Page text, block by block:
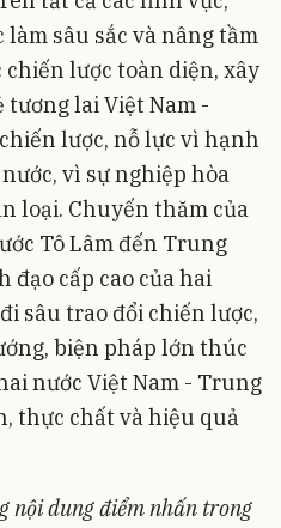
sâu sắc và nâng tầm
lược toàn diện, xây
tương lai Việt Nam -
lược, nỗ lực vì hạnh
vì sự nghiệp hòa
loại. Chuyến thăm của
Tô Lâm đến Trung
đạo cấp cao của hai
sâu trao đổi chiến lược,
biện pháp lớn thúc
nước Việt Nam - Trung
thực chất và hiệu quả
nội dung điểm nhấn trong